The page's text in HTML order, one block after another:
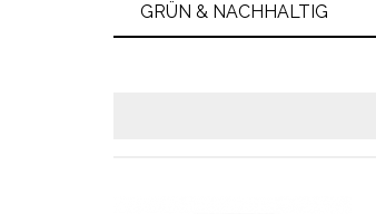
GRÜN & NACHHALTIG